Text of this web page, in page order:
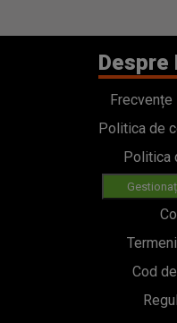
Despre
Politica de
Politica
Cod